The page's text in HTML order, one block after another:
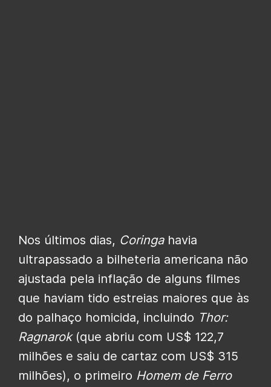
Nos últimos dias, Coringahavia
ultrapassado a bilheteria americana não
ajustada pela inflação de alguns filmes
que haviam tido estreias maiores que às
do palhaço homicida, incluindo Thor:
Ragnarok(que abriu com US$ 122,7
milhões e saiu de cartaz com US$ 315
milhões), o primeiro Homem de Ferro